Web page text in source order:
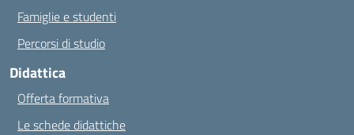
Famiglie e studenti
Percorsi di studio
Didattica
Offerta formativa
Le schede didattiche